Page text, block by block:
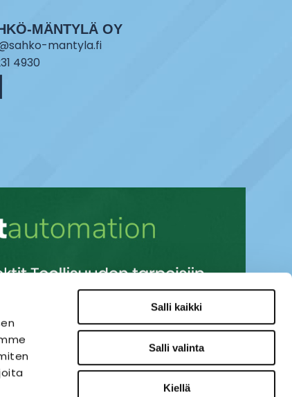
Salli kaikki
Salli valinta
Kiellä
MÄNTYLÄ OY
mantyla.fi
4930
VERKKOKAUPPA